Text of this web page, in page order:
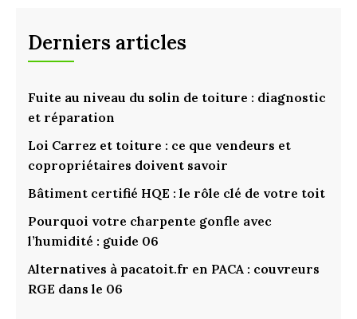
Derniers articles
Fuite au niveau du solin de toiture : diagnostic
et réparation
Loi Carrez et toiture : ce que vendeurs et
copropriétaires doivent savoir
Bâtiment certifié HQE : le rôle clé de votre toit
Pourquoi votre charpente gonfle avec
l’humidité : guide 06
Alternatives à pacatoit.fr en PACA : couvreurs
RGE dans le 06